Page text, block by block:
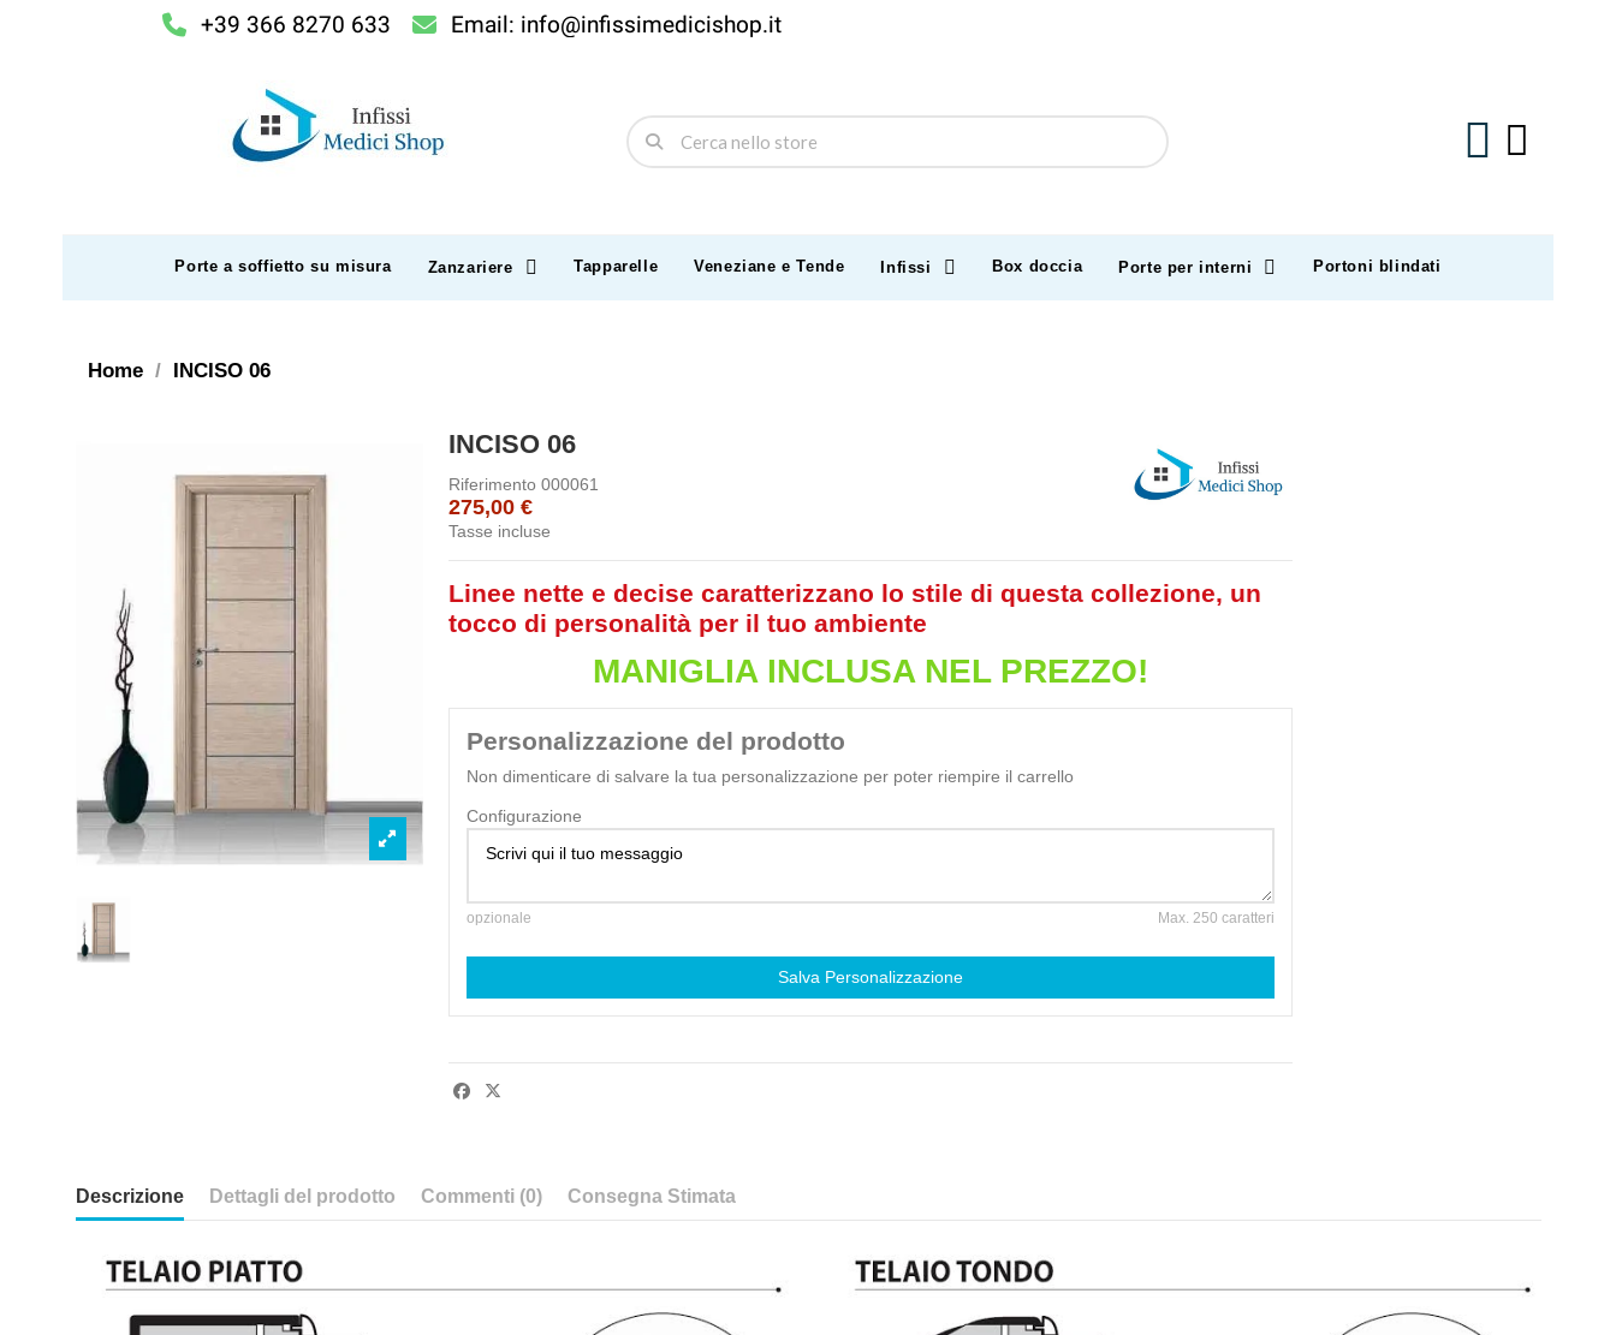
+39 366 8270 633 Email: info@infissimedicishop.it
Porte a soffietto su misura Zanzariere Tapparelle Veneziane e Tende Infissi Box doccia Porte per interni Portoni blindati
Home INCISO 06
INCISO 06
Riferimento 000061
275,00 €
Tasse incluse
Linee nette e decise caratterizzano lo stile di questa collezione, un
tocco di personalità per il tuo ambiente
MANIGLIA INCLUSA NEL PREZZO!
Personalizzazione del prodotto
Non dimenticare di salvare la tua personalizzazione per poter riempire il carrello
Configurazione
opzionale Max. 250 caratteri
Salva Personalizzazione
Descrizione Dettagli del prodotto Commenti (0) Consegna Stimata